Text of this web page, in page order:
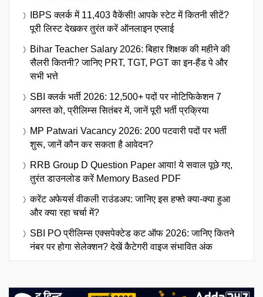
IBPS क्लर्क में 11,403 वैकेंसी! आपके स्टेट में कितनी सीटें?
पूरी लिस्ट देखकर तुरंत करें ऑनलाइन एप्लाई
Bihar Teacher Salary 2026: बिहार शिक्षक की महीने की
सैलरी कितनी? जानिए PRT, TGT, PGT का इन-हैंड पे और
सभी भत्ते
SBI क्लर्क भर्ती 2026: 12,500+ पदों पर नोटिफिकेशन 7
अगस्त को, प्रीलिम्स सितंबर में, जानें पूरी भर्ती प्रक्रिया
MP Patwari Vacancy 2026: 200 पटवारी पदों पर भर्ती
शुरू, जानें कौन कर सकता है आवेदन?
RRB Group D Question Paper आया! ये सवाल पूछे गए,
तुरंत डाउनलोड करें Memory Based PDF
करेंट अफेयर्स वीकली राउंडअप: जानिए इस हफ्ते क्या-क्या हुआ
और क्या रहा चर्चा में?
SBI PO प्रीलिम्स एक्सपेक्टेड कट ऑफ 2026: जानिए कितने
नंबर पर होगा सेलेक्शन? देखें कैटेगरी वाइज संभावित अंक